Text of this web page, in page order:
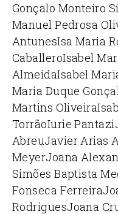
Gonçalo Monteiro
Manuel Pedrosa
AntunesIsa Maria
CaballeroIsabel
AlmeidaIsabel
Maria Duque
Martins Oliveira
TorrãoIurie Pantazi
AbreuJavier Arias
MeyerJoana
Simões Baptista
Fonseca Ferreira
RodriguesJoana